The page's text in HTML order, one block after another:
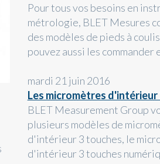
Pour tous vos besoins en
métrologie, BLET Mesures
des modèles de pieds à
pouvez aussi les commander
mardi 21 juin 2016
Les micromètres d'intérieur
BLET Measurement Group
plusieurs modèles de
d'intérieur 3 touches, le
d'intérieur 3 touches